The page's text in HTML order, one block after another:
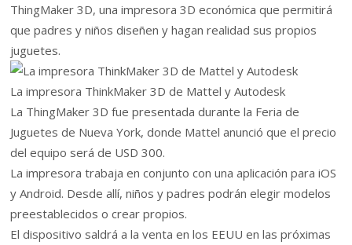
ThingMaker 3D, una impresora 3D económica que permitirá
que padres y niños diseñen y hagan realidad sus propios
juguetes.
La impresora ThinkMaker 3D de Mattel y Autodesk
La ThingMaker 3D fue presentada durante la Feria de
Juguetes de Nueva York, donde Mattel anunció que el precio
del equipo será de USD 300.
La impresora trabaja en conjunto con una aplicación para iOS
y Android. Desde allí, niños y padres podrán elegir modelos
preestablecidos o crear propios.
El dispositivo saldrá a la venta en los EEUU en las próximas